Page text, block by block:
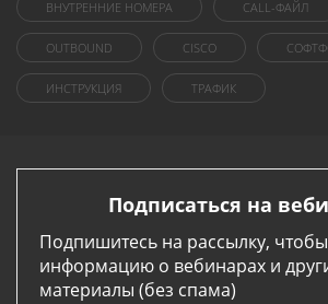
ВНУТРЕННИЕ НОМЕРА CALL-ФАЙЛ
OUTBOUND CISCO
ИНСТРУКЦИЯ ТРАФИК
Подписаться на
Подпишитесь на рассылку,
информацию о вебинарах и
материалы (без спама)